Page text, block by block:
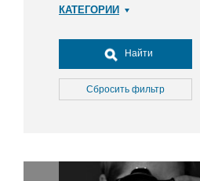
КАТЕГОРИИ
Досуг, туризм и отдых
Культура
Медицина
Окружающая среда
Найти
Сбросить фильтр